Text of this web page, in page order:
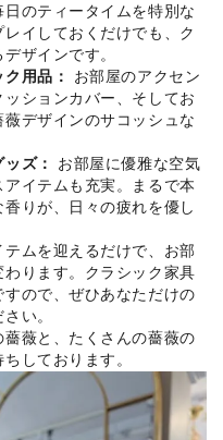
のティータイムを特別な
イしておくだけでも、ク
ザインです。
用品：
お部屋のアクセン
ッションカバー、そしてお
デザインのサコッシュな
ズ：
お部屋に優雅な空気
イテムも充実。まるで本
りが、日々の疲れを優し
ムを迎えるだけで、お部
ります。クラシック家具
ので、ぜひあなただけの
い。
薇と、たくさんの薔薇の
しております。